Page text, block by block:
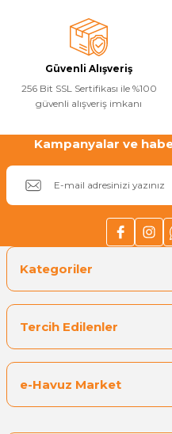
Havuz
Havuz Pompa
Havuz
Jakuzi Sauna
Kartuş Filtreler
Kuvars Cam
Olimpik Havuz
Yangın Pompası
Güvenli Alışveriş
256 Bit SSL Sertifikası ile %100
güvenli alışveriş imkanı
Kampanyalar ve
Kategoriler
Tercih Edilenler
e-Havuz Market